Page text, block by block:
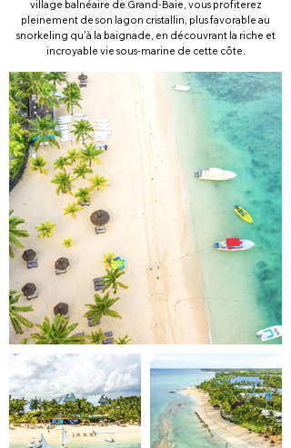
village balnéaire de Grand-Baie, vous profiterez
pleinement de son lagon cristallin, plus favorable au
snorkeling qu'à la baignade, en découvrant la riche et
incroyable vie sous-marine de cette côte.